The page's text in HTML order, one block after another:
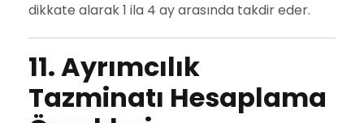
dikkate alarak 1 ila 4 ay arasında takdir eder.
11. Ayrımcılık
Tazminatı Hesaplama